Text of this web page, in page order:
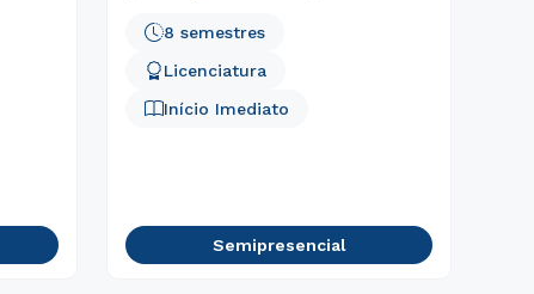
8 semestres
Licenciatura
Início Imediato
Semipresencial